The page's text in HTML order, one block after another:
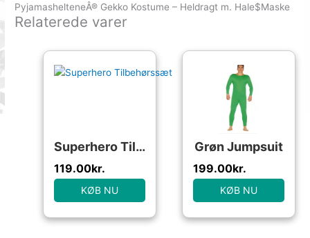
PyjamashelteneÂ® Gekko Kostume – Heldragt m. Hale$Maske
Relaterede varer
Superhero Tilbehørssæt
119.00kr.
KØB NU
Grøn Jumpsuit
199.00kr.
KØB NU